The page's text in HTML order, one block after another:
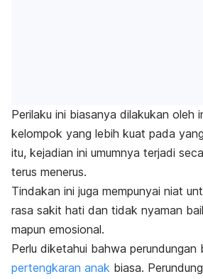
Perilaku ini biasanya dilakukan oleh
kelompok yang lebih kuat pada
itu, kejadian ini umumnya terjadi
terus menerus.
Tindakan ini juga mempunyai niat
rasa sakit hati dan tidak nyaman
mapun emosional.
Perlu diketahui bahwa perundungan
pertengkaran anak biasa.